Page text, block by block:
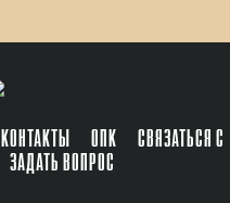
КОНТАКТЫ ОПК
СВЯЗАТЬСЯ С
ЗАДАТЬ ВОПРОС